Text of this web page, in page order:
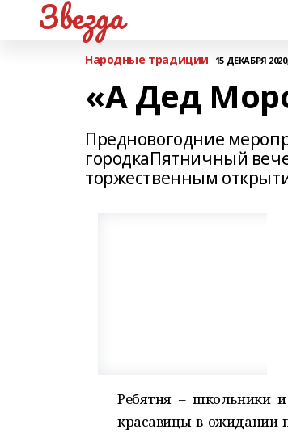
Звезда
Народные традиции 15 ДЕКАБРЯ
«А Дед
Предновогодние
городкаПятничный
торжественным
Ребятня – школьники
красавицы в ожидании